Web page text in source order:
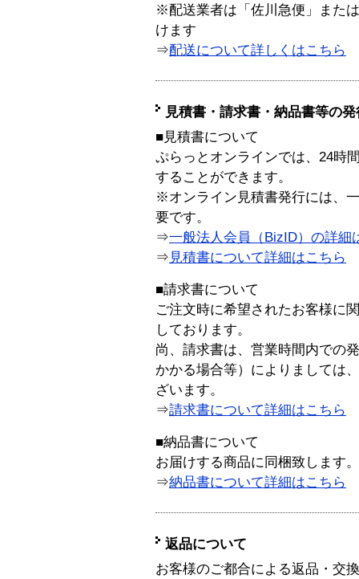
※配送業者は「佐川急便」また
けます
⇒配送について詳しくはこちら
見積書・請求書・納品書等の
■見積書について
ぷらっとオンラインでは、24時
することができます。
※オンライン見積書発行には、
要です。
⇒一般法人会員（BizID）の詳細
⇒ 見積書について詳細はこちら
■請求書について
ご注文時に希望されたお客様に
しております。
尚、請求書は、営業時間内での
かかる場合等）によりましては
ざいます。
⇒請求書について詳細はこちら
■納品書について
お届けする商品に同梱致します。
⇒納品書について詳細はこちら
返品について
お客様のご都合による返品・交